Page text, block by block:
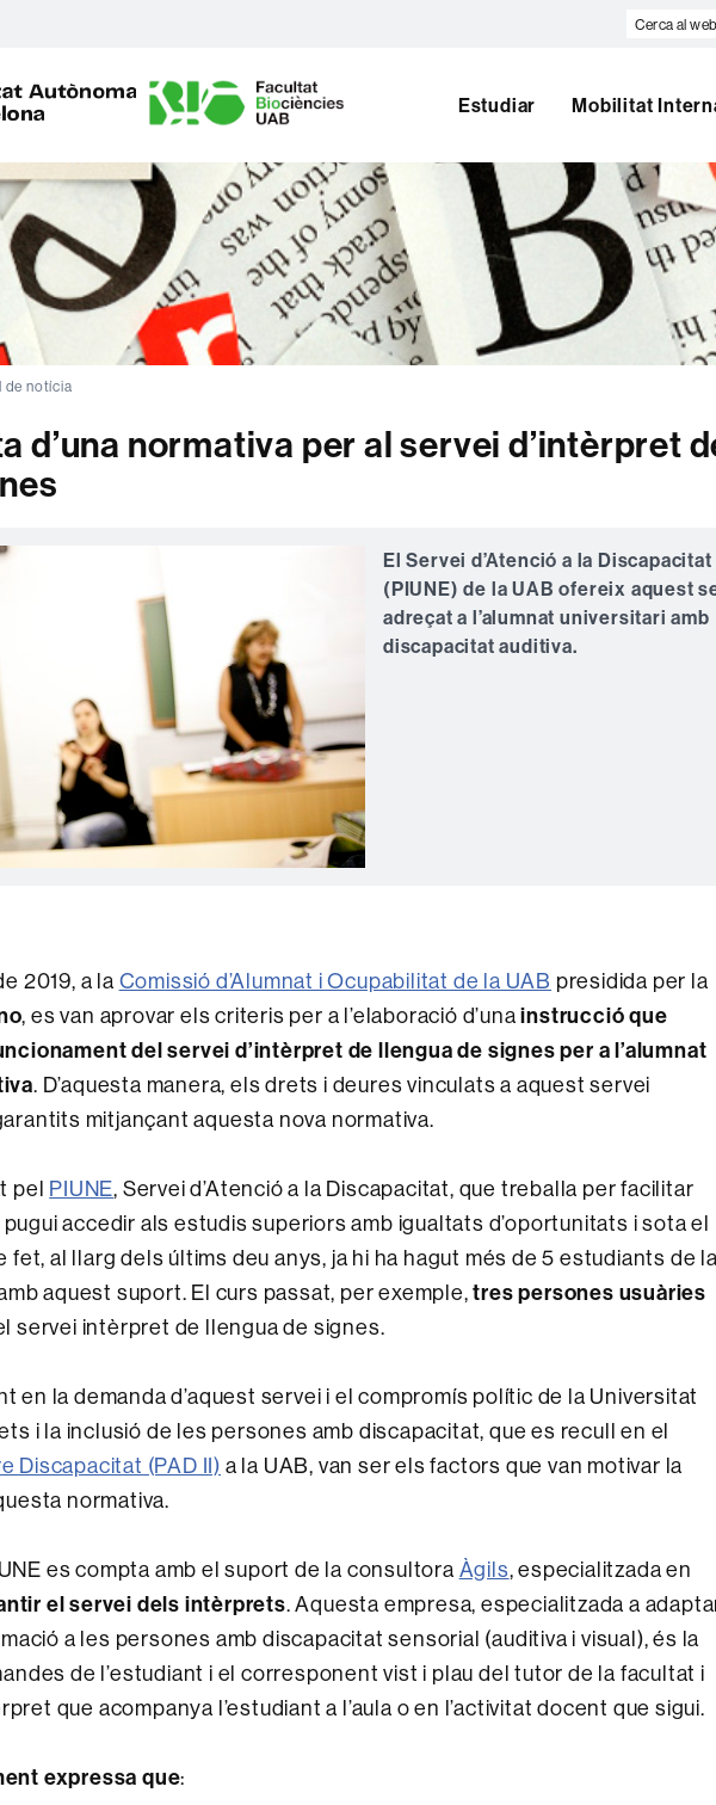
Cerca
A
B
Estudiar Mobilitat
de notícia
d’una normativa per al servei d’intèrpret
El Servei d’Atenció a la Discapacitat
(PIUNE) de la UAB ofereix aquest
adreçat a l’alumnat universitari amb
discapacitat auditiva.
2019, a la Comissió d’Alumnat i Ocupabilitat de la UAB presidida per la
, es van aprovar els criteris per a l’elaboració d’unainstrucció que
del servei d’intèrpret de llengua de signes per a l’alumnat
. D’aquesta manera, els drets i deures vinculats a aquest servei
mitjançant aquesta nova normativa.
pel PIUNE, Servei d’Atenció a la Discapacitat, que treballa per facilitar
accedir als estudis superiors amb igualtats d’oportunitats i sota el
fet, al llarg dels últims deu anys, ja hi ha hagut més de 5 estudiants de la
aquest suport. El curs passat, per exemple,tres persones usuàries
servei intèrpret de llengua de signes.
en la demanda d’aquest servei i el compromís polític de la Universitat
i la inclusió de les persones amb discapacitat, que es recull en el
Discapacitat (PAD II) a la UAB, van ser els factors que van motivar la
normativa.
es compta amb el suport de la consultora Àgils, especialitzada en
el servei dels intèrprets. Aquesta empresa, especialitzada a
a les persones amb discapacitat sensorial (auditiva i visual), és la
de l’estudiant i el corresponent vist i plau del tutor de la facultat i
que acompanya l’estudiant a l’aula o en l’activitat docent que sigui.
expressa que: